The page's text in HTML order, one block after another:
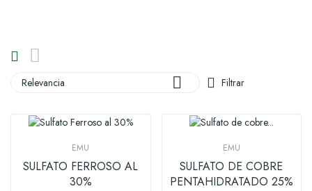
Relevancia  Filtrar
EMU
SULFATO FERROSO AL
30%
EMU
SULFATO DE COBRE
PENTAHIDRATADO 25%